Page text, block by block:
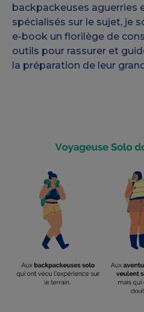
backpackeuses aguerries
spécialisés sur le sujet, je
e-book un florilège de
outils pour rassurer et
la préparation de leur